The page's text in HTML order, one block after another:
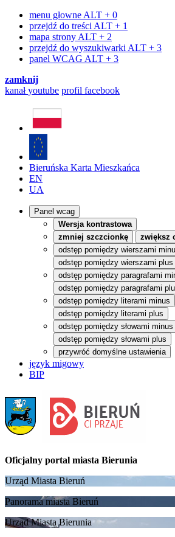
menu głowne ALT + 0
przejdź do treści ALT + 1
mapa strony ALT + 2
przejdź do wyszukiwarki ALT + 3
panel WCAG ALT + 3
zamknij
kanałyoutube profil facebook
Bieruńska Karta Mieszkańca
EN
UA
Panel wcag
Wersja kontrastowa
zmniej szczcionkę
zwiększ
odstęp pomiędzy wierszami
odstęp pomiędzy wierszami plus
odstęp pomiędzy paragrafami
odstęp pomiędzy paragrafami
odstęp pomiędzy literami minus
odstęp pomiędzy literami plus
odstęp pomiędzy słowami minus
odstęp pomiędzy słowami plus
przywróć domyślne ustawienia
język migowy
BIP
Oficjalny portal miasta Bierunia
Urząd Miasta Bieruń
Panorama miasta Bieruń
Urząd Miasta Bierunia